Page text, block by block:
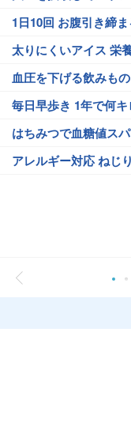
1日10回 お腹引き締
太りにくいアイス 栄
血圧を下げる飲みも
毎日早歩き 1年で何
はちみつで血糖値ス
アレルギー対応 ねじ